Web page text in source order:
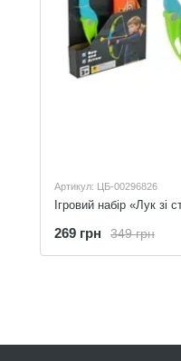
Артикул: ЦБ-00296826
Ігровий набір «Лук зі
349 грн
269 грн